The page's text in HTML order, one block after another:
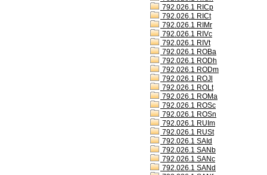
792.026.1 RICp
792.026.1 RICt
792.026.1 RIMr
792.026.1 RIVc
792.026.1 RIVt
792.026.1 ROBa
792.026.1 RODh
792.026.1 RODm
792.026.1 ROJl
792.026.1 ROLt
792.026.1 ROMa
792.026.1 ROSc
792.026.1 ROSn
792.026.1 RUIm
792.026.1 RUSt
792.026.1 SAId
792.026.1 SANb
792.026.1 SANc
792.026.1 SANd